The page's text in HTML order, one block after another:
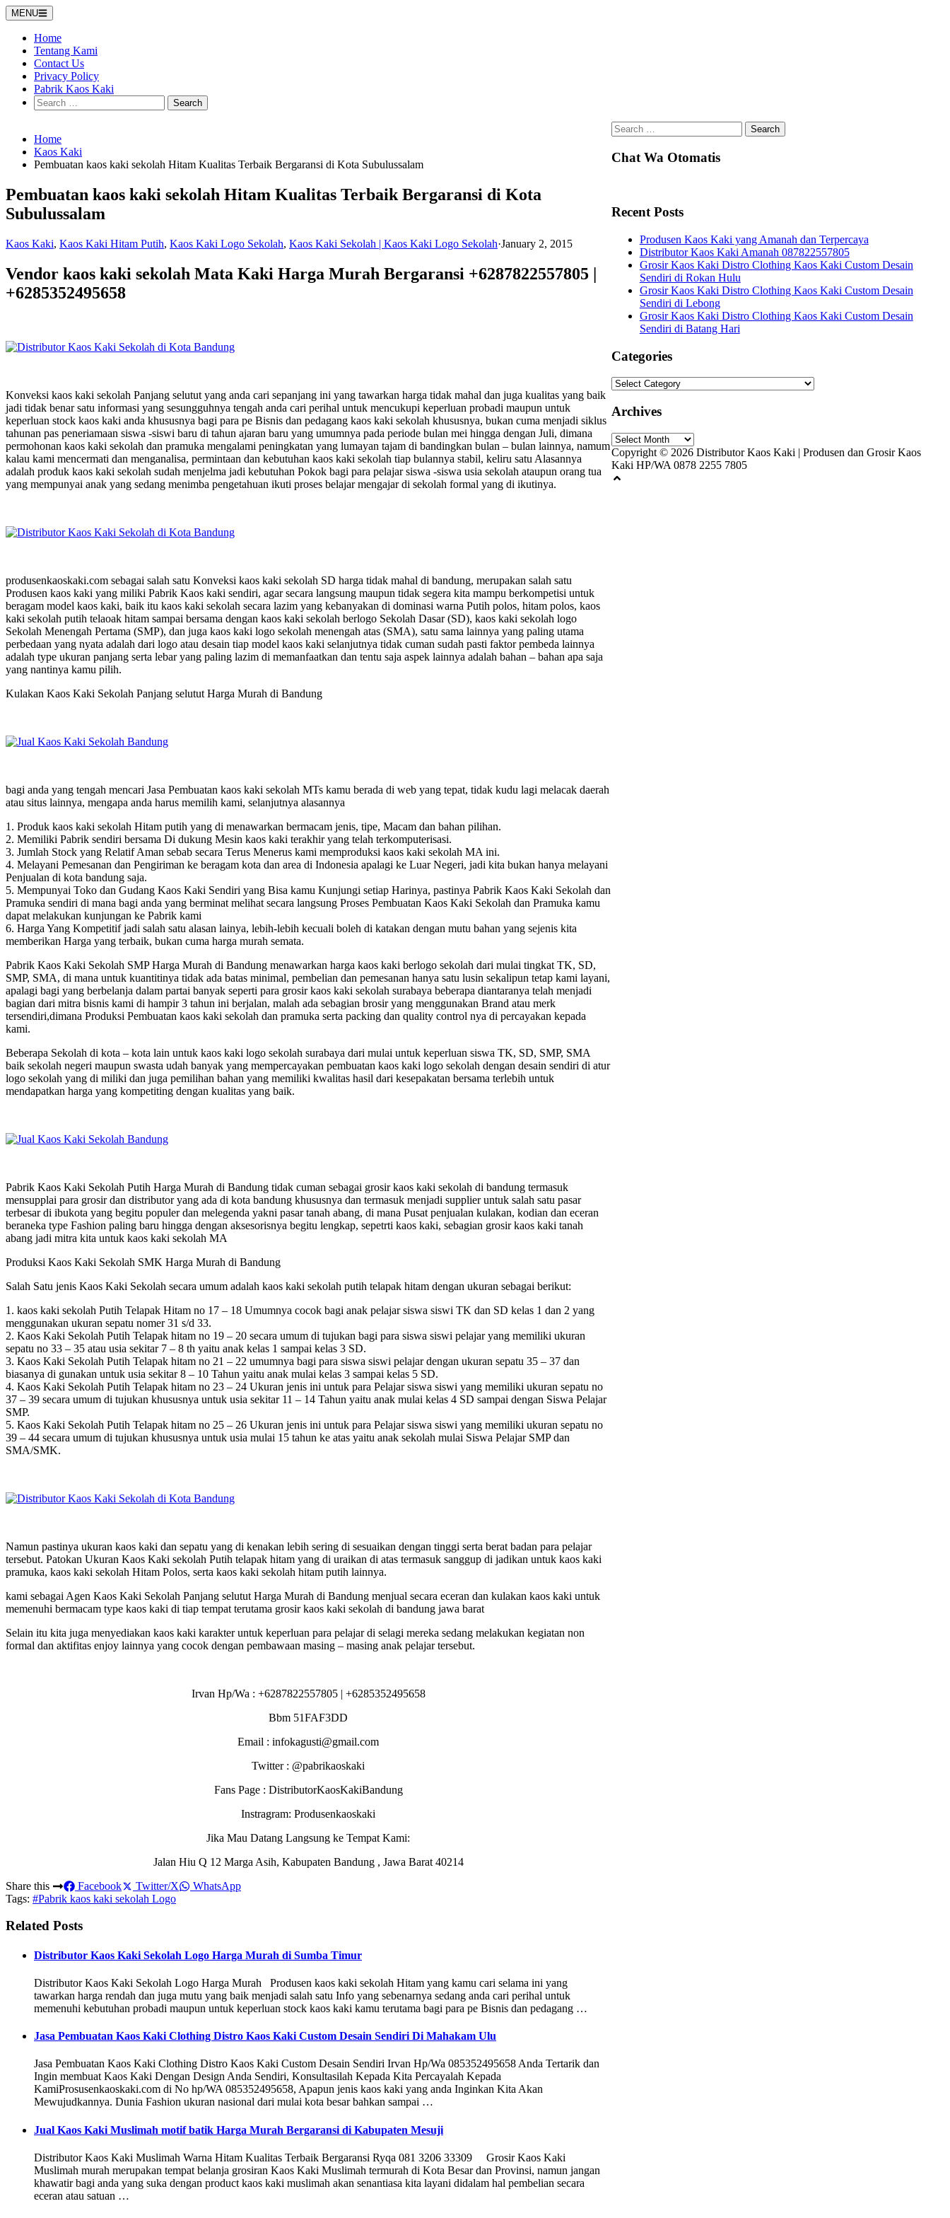
Skip
to
content
MENU
Home
Tentang Kami
Contact Us
Privacy Policy
Pabrik Kaos Kaki
Search
for:
Home
Kaos Kaki
Pembuatan kaos kaki sekolah Hitam Kualitas Terbaik Bergaransi di Kota Subulussalam
Pembuatan kaos kaki sekolah Hitam Kualitas Terbaik Bergaransi di Kota
Subulussalam
Kaos Kaki, Kaos Kaki Hitam Putih, Kaos Kaki Logo Sekolah, Kaos Kaki Sekolah | Kaos Kaki Logo Sekolah·January 2, 2015
Vendor kaos kaki sekolah Mata Kaki Harga Murah Bergaransi +6287822557805 |
+6285352495658
Konveksi kaos kaki sekolah Panjang selutut yang anda cari sepanjang ini yang tawarkan harga tidak mahal dan juga kualitas yang baik
jadi tidak benar satu informasi yang sesungguhnya tengah anda cari perihal untuk mencukupi keperluan probadi maupun untuk
keperluan stock kaos kaki anda khususnya bagi para pe Bisnis dan pedagang kaos kaki sekolah khususnya, bukan cuma menjadi siklus
tahunan pas peneriamaan siswa -siswi baru di tahun ajaran baru yang umumnya pada periode bulan mei hingga dengan Juli, dimana
permohonan kaos kaki sekolah dan pramuka mengalami peningkatan yang lumayan tajam di bandingkan bulan – bulan lainnya, namum
kalau kami mencermati dan menganalisa, permintaan dan kebutuhan kaos kaki sekolah tiap bulannya stabil, keliru satu Alasannya
adalah produk kaos kaki sekolah sudah menjelma jadi kebutuhan Pokok bagi para pelajar siswa -siswa usia sekolah ataupun orang tua
yang mempunyai anak yang sedang menimba pengetahuan ikuti proses belajar mengajar di sekolah formal yang di ikutinya.
produsenkaoskaki.com sebagai salah satu Konveksi kaos kaki sekolah SD harga tidak mahal di bandung, merupakan salah satu
Produsen kaos kaki yang miliki Pabrik Kaos kaki sendiri, agar secara langsung maupun tidak segera kita mampu berkompetisi untuk
beragam model kaos kaki, baik itu kaos kaki sekolah secara lazim yang kebanyakan di dominasi warna Putih polos, hitam polos, kaos
kaki sekolah putih telaoak hitam sampai bersama dengan kaos kaki sekolah berlogo Sekolah Dasar (SD), kaos kaki sekolah logo
Sekolah Menengah Pertama (SMP), dan juga kaos kaki logo sekolah menengah atas (SMA), satu sama lainnya yang paling utama
perbedaan yang nyata adalah dari logo atau desain tiap model kaos kaki selanjutnya tidak cuman sudah pasti faktor pembeda lainnya
adalah type ukuran panjang serta lebar yang paling lazim di memanfaatkan dan tentu saja aspek lainnya adalah bahan – bahan apa saja
yang nantinya kamu pilih.
Kulakan Kaos Kaki Sekolah Panjang selutut Harga Murah di Bandung
bagi anda yang tengah mencari Jasa Pembuatan kaos kaki sekolah MTs kamu berada di web yang tepat, tidak kudu lagi melacak daerah
atau situs lainnya, mengapa anda harus memilih kami, selanjutnya alasannya
1. Produk kaos kaki sekolah Hitam putih yang di menawarkan bermacam jenis, tipe, Macam dan bahan pilihan.
2. Memiliki Pabrik sendiri bersama Di dukung Mesin kaos kaki terakhir yang telah terkomputerisasi.
3. Jumlah Stock yang Relatif Aman sebab secara Terus Menerus kami memproduksi kaos kaki sekolah MA ini.
4. Melayani Pemesanan dan Pengiriman ke beragam kota dan area di Indonesia apalagi ke Luar Negeri, jadi kita bukan hanya melayani
Penjualan di kota bandung saja.
5. Mempunyai Toko dan Gudang Kaos Kaki Sendiri yang Bisa kamu Kunjungi setiap Harinya, pastinya Pabrik Kaos Kaki Sekolah dan
Pramuka sendiri di mana bagi anda yang berminat melihat secara langsung Proses Pembuatan Kaos Kaki Sekolah dan Pramuka kamu
dapat melakukan kunjungan ke Pabrik kami
6. Harga Yang Kompetitif jadi salah satu alasan lainya, lebih-lebih kecuali boleh di katakan dengan mutu bahan yang sejenis kita
memberikan Harga yang terbaik, bukan cuma harga murah semata.
Pabrik Kaos Kaki Sekolah SMP Harga Murah di Bandung menawarkan harga kaos kaki berlogo sekolah dari mulai tingkat TK, SD,
SMP, SMA, di mana untuk kuantitinya tidak ada batas minimal, pembelian dan pemesanan hanya satu lusin sekalipun tetap kami layani,
apalagi bagi yang berbelanja dalam partai banyak seperti para grosir kaos kaki sekolah surabaya beberapa diantaranya telah menjadi
bagian dari mitra bisnis kami di hampir 3 tahun ini berjalan, malah ada sebagian brosir yang menggunakan Brand atau merk
tersendiri,dimana Produksi Pembuatan kaos kaki sekolah dan pramuka serta packing dan quality control nya di percayakan kepada
kami.
Beberapa Sekolah di kota – kota lain untuk kaos kaki logo sekolah surabaya dari mulai untuk keperluan siswa TK, SD, SMP, SMA
baik sekolah negeri maupun swasta udah banyak yang mempercayakan pembuatan kaos kaki logo sekolah dengan desain sendiri di atur
logo sekolah yang di miliki dan juga pemilihan bahan yang memiliki kwalitas hasil dari kesepakatan bersama terlebih untuk
mendapatkan harga yang kompetiting dengan kualitas yang baik.
Pabrik Kaos Kaki Sekolah Putih Harga Murah di Bandung tidak cuman sebagai grosir kaos kaki sekolah di bandung termasuk
mensupplai para grosir dan distributor yang ada di kota bandung khususnya dan termasuk menjadi supplier untuk salah satu pasar
terbesar di ibukota yang begitu populer dan melegenda yakni pasar tanah abang, di mana Pusat penjualan kulakan, kodian dan eceran
beraneka type Fashion paling baru hingga dengan aksesorisnya begitu lengkap, sepetrti kaos kaki, sebagian grosir kaos kaki tanah
abang jadi mitra kita untuk kaos kaki sekolah MA
Produksi Kaos Kaki Sekolah SMK Harga Murah di Bandung
Salah Satu jenis Kaos Kaki Sekolah secara umum adalah kaos kaki sekolah putih telapak hitam dengan ukuran sebagai berikut:
1. kaos kaki sekolah Putih Telapak Hitam no 17 – 18 Umumnya cocok bagi anak pelajar siswa siswi TK dan SD kelas 1 dan 2 yang
menggunakan ukuran sepatu nomer 31 s/d 33.
2. Kaos Kaki Sekolah Putih Telapak hitam no 19 – 20 secara umum di tujukan bagi para siswa siswi pelajar yang memiliki ukuran
sepatu no 33 – 35 atau usia sekitar 7 – 8 th yaitu anak kelas 1 sampai kelas 3 SD.
3. Kaos Kaki Sekolah Putih Telapak hitam no 21 – 22 umumnya bagi para siswa siswi pelajar dengan ukuran sepatu 35 – 37 dan
biasanya di gunakan untuk usia sekitar 8 – 10 Tahun yaitu anak mulai kelas 3 sampai kelas 5 SD.
4. Kaos Kaki Sekolah Putih Telapak hitam no 23 – 24 Ukuran jenis ini untuk para Pelajar siswa siswi yang memiliki ukuran sepatu no
37 – 39 secara umum di tujukan khususnya untuk usia sekitar 11 – 14 Tahun yaitu anak mulai kelas 4 SD sampai dengan Siswa Pelajar
SMP.
5. Kaos Kaki Sekolah Putih Telapak hitam no 25 – 26 Ukuran jenis ini untuk para Pelajar siswa siswi yang memiliki ukuran sepatu no
39 – 44 secara umum di tujukan khususnya untuk usia mulai 15 tahun ke atas yaitu anak sekolah mulai Siswa Pelajar SMP dan
SMA/SMK.
Namun pastinya ukuran kaos kaki dan sepatu yang di kenakan lebih sering di sesuaikan dengan tinggi serta berat badan para pelajar
tersebut. Patokan Ukuran Kaos Kaki sekolah Putih telapak hitam yang di uraikan di atas termasuk sanggup di jadikan untuk kaos kaki
pramuka, kaos kaki sekolah Hitam Polos, serta kaos kaki sekolah hitam putih lainnya.
kami sebagai Agen Kaos Kaki Sekolah Panjang selutut Harga Murah di Bandung menjual secara eceran dan kulakan kaos kaki untuk
memenuhi bermacam type kaos kaki di tiap tempat terutama grosir kaos kaki sekolah di bandung jawa barat
Selain itu kita juga menyediakan kaos kaki karakter untuk keperluan para pelajar di selagi mereka sedang melakukan kegiatan non
formal dan aktifitas enjoy lainnya yang cocok dengan pembawaan masing – masing anak pelajar tersebut.
Irvan Hp/Wa : +6287822557805 | +6285352495658
Bbm 51FAF3DD
Email : infokagusti@gmail.com
Twitter : @pabrikaoskaki
Fans Page : DistributorKaosKakiBandung
Instragram: Produsenkaoskaki
Jika Mau Datang Langsung ke Tempat Kami:
Jalan Hiu Q 12 Marga Asih, Kabupaten Bandung , Jawa Barat 40214
Share this
Facebook Twitter/X
WhatsApp
Tags: #Pabrik kaos kaki sekolah Logo
Related Posts
Distributor Kaos Kaki Sekolah Logo Harga Murah di Sumba Timur
Distributor Kaos Kaki Sekolah Logo Harga Murah Produsen kaos kaki sekolah Hitam yang kamu cari selama ini yang
tawarkan harga rendah dan juga mutu yang baik menjadi salah satu Info yang sebenarnya sedang anda cari perihal untuk
memenuhi kebutuhan probadi maupun untuk keperluan stock kaos kaki kamu terutama bagi para pe Bisnis dan pedagang …
Jasa Pembuatan Kaos Kaki Clothing Distro Kaos Kaki Custom Desain Sendiri Di Mahakam Ulu
Jasa Pembuatan Kaos Kaki Clothing Distro Kaos Kaki Custom Desain Sendiri Irvan Hp/Wa 085352495658 Anda Tertarik dan
Ingin membuat Kaos Kaki Dengan Design Anda Sendiri, Konsultasilah Kepada Kita Percayalah Kepada
KamiProsusenkaoskaki.com di No hp/WA 085352495658, Apapun jenis kaos kaki yang anda Inginkan Kita Akan
Mewujudkannya. Dunia Fashion ukuran nasional dari mulai kota besar bahkan sampai …
Jual Kaos Kaki Muslimah motif batik Harga Murah Bergaransi di Kabupaten Mesuji
Distributor Kaos Kaki Muslimah Warna Hitam Kualitas Terbaik Bergaransi Ryqa 081 3206 33309 Grosir Kaos Kaki
Muslimah murah merupakan tempat belanja grosiran Kaos Kaki Muslimah termurah di Kota Besar dan Provinsi, namun jangan
khawatir bagi anda yang suka dengan product kaos kaki muslimah akan senantiasa kita layani didalam hal pembelian secara
eceran atau satuan …
Search
for:
Chat Wa Otomatis
Recent Posts
Produsen Kaos Kaki yang Amanah dan Terpercaya
Distributor Kaos Kaki Amanah 087822557805
Grosir Kaos Kaki Distro Clothing Kaos Kaki Custom Desain
Sendiri di Rokan Hulu
Grosir Kaos Kaki Distro Clothing Kaos Kaki Custom Desain
Sendiri di Lebong
Grosir Kaos Kaki Distro Clothing Kaos Kaki Custom Desain
Sendiri di Batang Hari
Categories
Categories
Archives
Archives
Copyright © 2026 Distributor Kaos Kaki | Produsen dan Grosir Kaos
Kaki HP/WA 0878 2255 7805